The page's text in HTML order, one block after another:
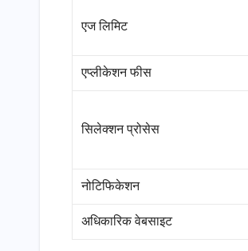
एज लिमिट
एप्लीकेशन फीस
सिलेक्शन प्रोसेस
नोटिफिकेशन
अधिकारिक वेबसाइट